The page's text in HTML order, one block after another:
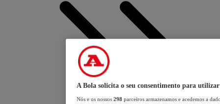
A Bola solicita o seu consentimento para utilizar
Nós e os nossos 298 parceiros armazenamos e acedemos a